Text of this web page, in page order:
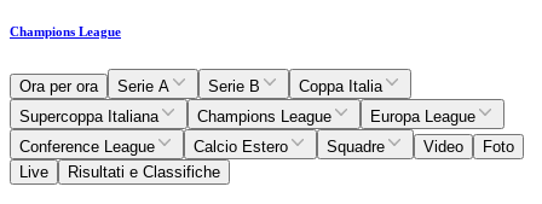
Champions League
Ora per ora Serie A Serie B
Coppa Italia
Supercoppa Italiana
Champions League
Europa League
Conference League
Calcio Estero Squadre Video
Foto
Live
Risultati e Classifiche